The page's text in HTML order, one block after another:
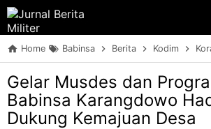
Home Babinsa Berita Kodim
Gelar Musdes dan
Babinsa Karangdowo
Dukung Kemajuan Desa